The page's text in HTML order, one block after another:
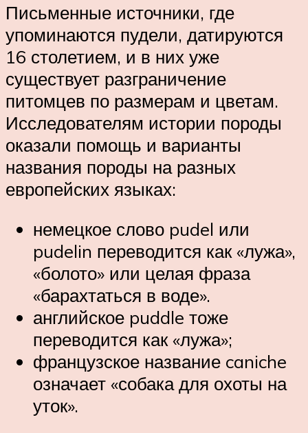
Письменные источники, где
упоминаются пудели, датируются
16 столетием, и в них уже
существует разграничение
питомцев по размерам и цветам.
Исследователям истории породы
оказали помощь и варианты
названия породы на разных
европейских языках:
немецкое слово pudel или
pudelin переводится как «лужа»,
«болото» или целая фраза
«барахтаться в воде».
английское puddle тоже
переводится как «лужа»;
французское название caniche
означает «собака для охоты на
уток».